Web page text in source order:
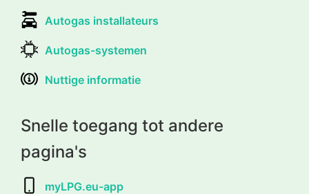
Autogas installateurs
Autogas-systemen
Nuttige informatie
Snelle toegang tot andere
pagina's
myLPG.eu-app